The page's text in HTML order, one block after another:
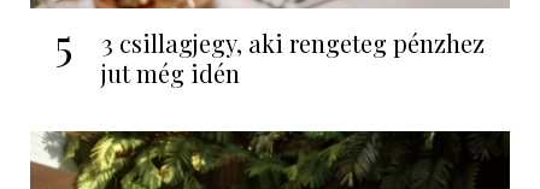
5
3 csillagjegy, aki rengeteg pénzhez
jut még idén